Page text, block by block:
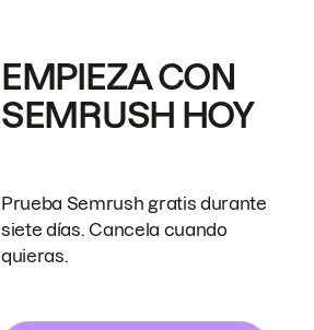
EMPIEZA CON
SEMRUSH HOY
Prueba Semrush gratis durante
siete días. Cancela cuando
quieras.